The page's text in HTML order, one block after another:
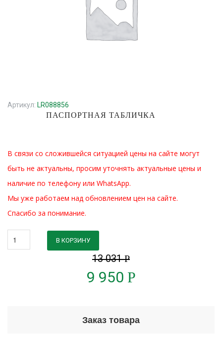
ПАСПОРТНАЯ ТАБЛИЧКА
В связи со сложившейся ситуацией цены на сайте могут
быть не актуальны, просим уточнять актуальные цены и
наличие по телефону или WhatsApp.
Мы уже работаем над обновлением цен на сайте.
Спасибо за понимание.
13 031Р
9 950 Р
В КОРЗИНУ
Артикул: LR088856
Заказ товара